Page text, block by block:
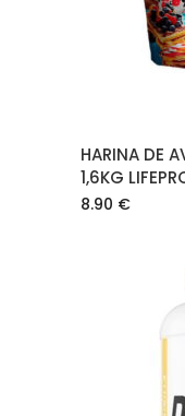
HARINA DE
1,6KG
8.90 €